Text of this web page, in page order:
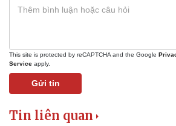
Vụ án
Tin nóng
Tư vấn luật
Vũ khí
This site is protected by reCAPTCHA and the Google
Service apply.
Gửi tin
Tin liên quan